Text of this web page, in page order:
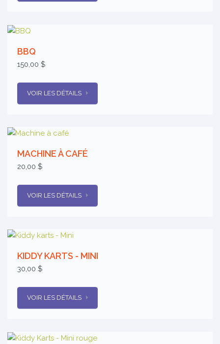
BBQ
150,00 $
VOIR LES DÉTAILS
MACHINE À CAFÉ
20,00 $
VOIR LES DÉTAILS
KIDDY KARTS - MINI
30,00 $
VOIR LES DÉTAILS